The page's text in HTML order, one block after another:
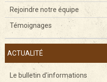
Rejoindre notre équipe
Témoignages
ACTUALITÉ
Le bulletin d'informations